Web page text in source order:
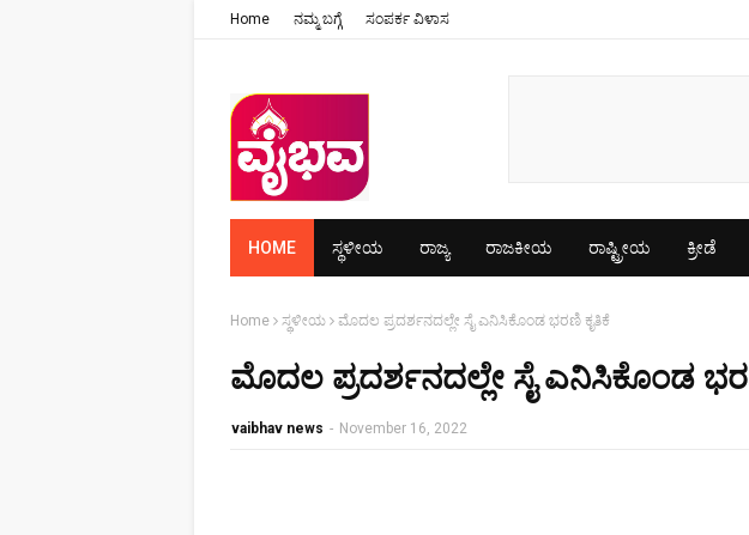
Home ನಮ್ಮ ಬಗ್ಗೆ ಸಂಪರ್ಕ ವಿಳಾಸ
HOME ಸ್ಥಳೀಯ ರಾಜ್ಯ ರಾಜಕೀಯ ರಾಷ್ಟ್ರೀಯ ಕ್ರೀಡೆ
Home ಸ್ಥಳೀಯ ಮೊದಲ ಪ್ರದರ್ಶನದಲ್ಲೇ ಸೈ ಎನಿಸಿಕೊಂಡ ಭರಣಿ ಕೃತಿಕೆ
ಮೊದಲ ಪ್ರದರ್ಶನದಲ್ಲೇ ಸೈ ಎನಿಸಿಕೊಂಡ
vaibhav news - November 16, 2022